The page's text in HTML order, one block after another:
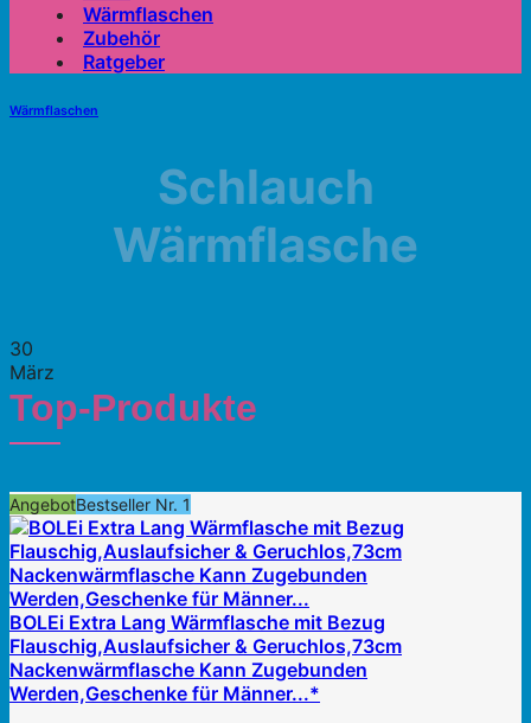
Wärmflaschen
Zubehör
Ratgeber
Wärmflaschen
Schlauch
Wärmflasche
30
März
Top-Produkte
AngebotBestseller Nr. 1
BOLEi Extra Lang Wärmflasche mit Bezug
Flauschig,Auslaufsicher & Geruchlos,73cm
Nackenwärmflasche Kann Zugebunden
Werden,Geschenke für Männer...*